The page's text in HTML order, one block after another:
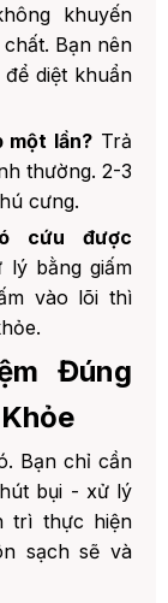
khuyến
Bạn nên
diệt khuẩn
một lần? Trả
thường. 2-3
cưng.
cứu được
bằng giấm
vào lõi thì
Đúng
Bạn chỉ cần
bụi - xử lý
trì thực hiện
sạch sẽ và